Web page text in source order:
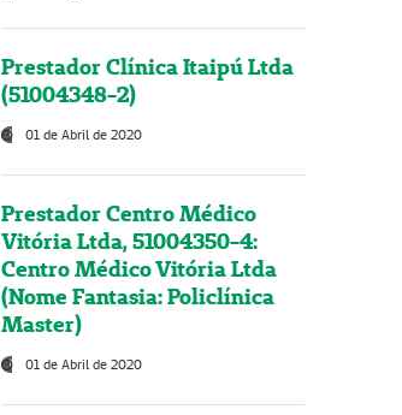
Prestador Clínica Itaipú Ltda
(51004348-2)
01 de Abril de 2020
Prestador Centro Médico
Vitória Ltda, 51004350-4:
Centro Médico Vitória Ltda
(Nome Fantasia: Policlínica
Master)
01 de Abril de 2020